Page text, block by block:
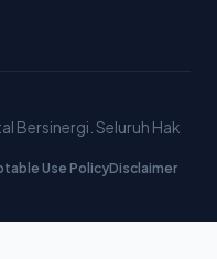
Bersinergi. Seluruh Hak
Use PolicyDisclaimer